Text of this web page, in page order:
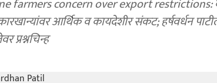
farmers concern over export restrictions:
आर्थिक व कायदेशीर संकट; हर्षवर्धन
प्रश्नचिन्ह